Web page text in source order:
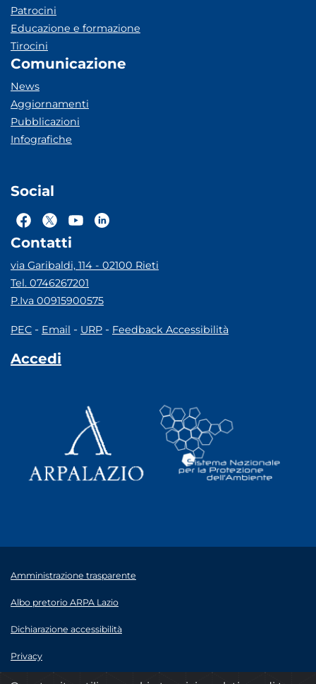
Patrocini
Educazione e formazione
Tirocini
Comunicazione
News
Aggiornamenti
Pubblicazioni
Infografiche
Social
Contatti
via Garibaldi, 114 - 02100 Rieti
Tel. 0746267201
P.Iva 00915900575
PEC - Email - URP - Feedback Accessibilità
Accedi
Amministrazione trasparente
Albo pretorio ARPA Lazio
Dichiarazione accessibilità
Privacy